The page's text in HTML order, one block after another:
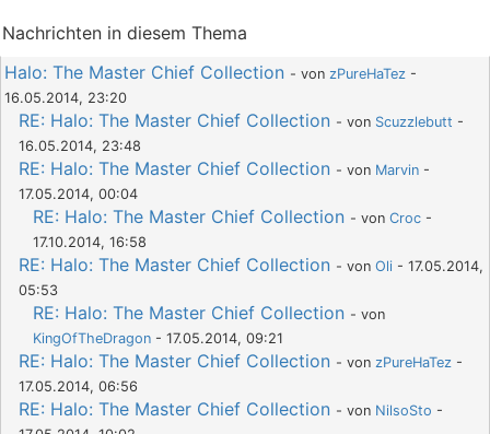
Nachrichten in diesem Thema
Halo: The Master Chief Collection - von zPureHaTez -
16.05.2014, 23:20
RE: Halo: The Master Chief Collection - von Scuzzlebutt -
16.05.2014, 23:48
RE: Halo: The Master Chief Collection - von Marvin -
17.05.2014, 00:04
RE: Halo: The Master Chief Collection - von Croc -
17.10.2014, 16:58
RE: Halo: The Master Chief Collection - von Oli - 17.05.2014,
05:53
RE: Halo: The Master Chief Collection - von
KingOfTheDragon - 17.05.2014, 09:21
RE: Halo: The Master Chief Collection - von zPureHaTez -
17.05.2014, 06:56
RE: Halo: The Master Chief Collection - von NilsoSto -